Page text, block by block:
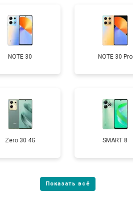
от 50 мин
от 90 мин
NOTE 30 NOTE 30 Pro
Zero 30 4G SMART 8